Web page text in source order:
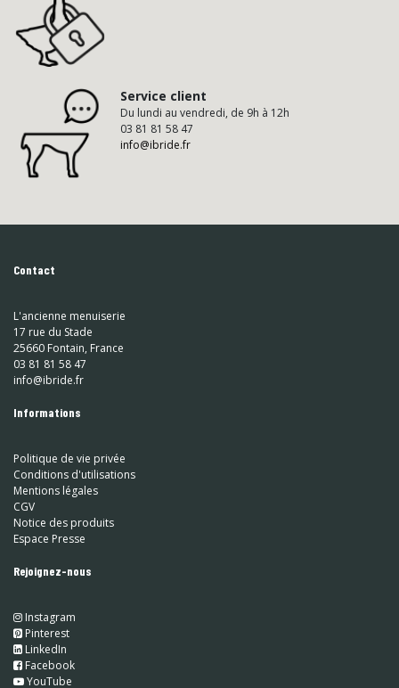
Service client
Du lundi au vendredi, de 9h à 12h
03 81 81 58 47
info@ibride.fr
Contact
L'ancienne menuiserie
17 rue du Stade
25660 Fontain, France
03 81 81 58 47
info@ibride.fr
Informations
Politique de vie privée
Conditions d'utilisations
Mentions légales
CGV
Notice des produits
Espace Presse
Rejoignez-nous
Instagram
Pinterest
LinkedIn
​ Facebook
YouTube